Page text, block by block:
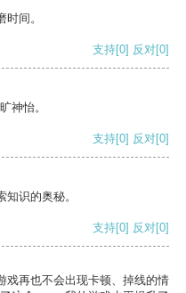
间。
支持[0] 反对[0]
神怡。
支持[0] 反对[0]
识的奥秘。
支持[0] 反对[0]
戏再也不会出现卡顿、掉线的情